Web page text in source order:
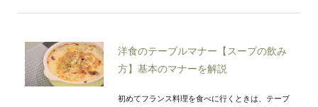
洋食のテーブルマナー【スープの飲み
方】基本のマナーを解説
初めてフランス料理を食べに行くときは、テーブ